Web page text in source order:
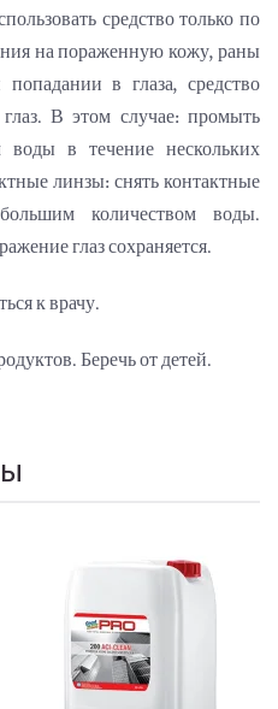
средство только по
на пораженную кожу, раны
в глаза, средство
В этом случае: промыть
воды в течение нескольких
линзы: снять контактные
количеством воды.
глаз сохраняется.
к врачу.
Беречь от детей.